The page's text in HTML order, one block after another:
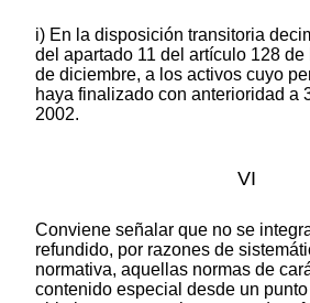
i) En la disposición transitoria
del apartado 11 del artículo 128
de diciembre, a los activos cuyo
haya finalizado con anterioridad a
2002.
VI
Conviene señalar que no se
refundido, por razones de
normativa, aquellas normas de
contenido especial desde un